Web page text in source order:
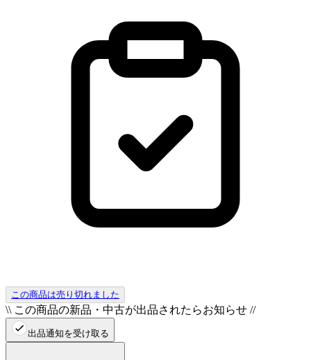
この商品は売り切れました
\\ この商品の新品・中古が出品されたらお知らせ //
出品通知を受け取る